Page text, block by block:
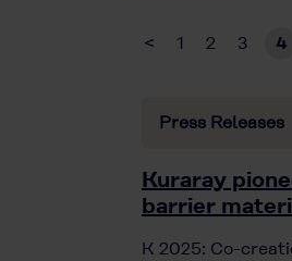
< 1 2 3 4
Press Releases
Kuraray
barrier
K 2025: Co-